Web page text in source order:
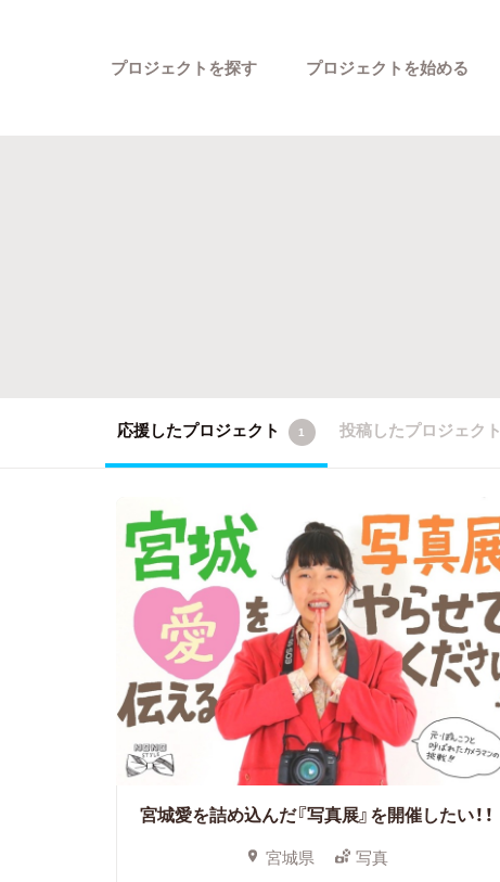
プロジェクトを探す プロジェクトを始める
応援したプロジェクト 1 投稿したプロジェクト
宮城愛を詰め込んだ『写真展』を開催したい！！
宮城県 写真